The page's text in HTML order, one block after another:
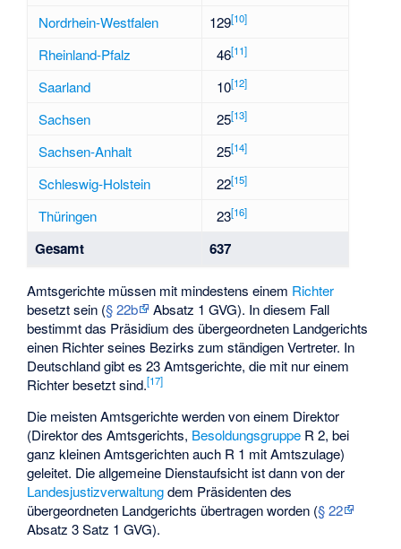
Nordrhein-Westfalen 129[10]
Rheinland-Pfalz 46[11]
Saarland 10[12]
Sachsen 25[13]
Sachsen-Anhalt 25[14]
Schleswig-Holstein 22[15]
Thüringen 23[16]
Gesamt 637
Amtsgerichte müssen mit mindestens einem Richter
besetzt sein (§ 22b
Absatz 1 GVG). In diesem Fall
bestimmt das Präsidium des übergeordneten Landgerichts
einen Richter seines Bezirks zum ständigen Vertreter. In
Deutschland gibt es 23 Amtsgerichte, die mit nur einem
Richter besetzt sind.[17]
Die meisten Amtsgerichte werden von einem Direktor
(Direktor des Amtsgerichts, Besoldungsgruppe R 2, bei
ganz kleinen Amtsgerichten auch R 1 mit Amtszulage)
geleitet. Die allgemeine Dienstaufsicht ist dann von der
Landesjustizverwaltungdem Präsidenten des
übergeordneten Landgerichts übertragen worden (§ 22
Absatz 3 Satz 1 GVG).